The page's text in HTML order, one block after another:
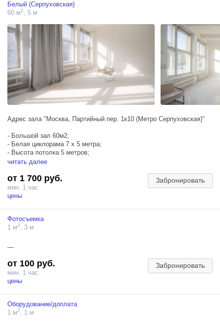
Белый (Серпуховская)
60 м2, 5 м
Адрес зала "Москва, Партийный пер. 1к10 (Метро Серпуховская)"
- Большой зал 60м2;
- Белая циклорама 7 х 5 метра;
- Высота потолка 5 метров;
- Минималистичный интерьер;
ИСПОЛЬЗОВАНИЕ ЦИКЛОРАМЫ БЕЗ ЗАЩИТНОГО ПОКРЫТИЯ
ОПЛАЧИВАЕТСЯ ОТДЕЛЬНО!
*"Использование циклорамы" подразумевает собой нахождение
моделей, оборудования, съемочной команды, реквизита на нижней
площади циклорамы(на полу). Загрязнение изгиба циклорамы и ее
читать далее
от 1 700 руб.
мин. 1 час
цены
Забронировать
Фотосъемка
1 м2, 3 м
—
от 100 руб.
мин. 1 час
цены
Забронировать
Оборудование/доплата
1 м2, 1 м